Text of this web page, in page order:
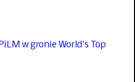
w gronie World's Top